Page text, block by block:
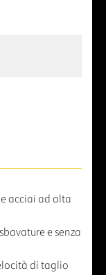
e acciai ad alta
e senza
di taglio